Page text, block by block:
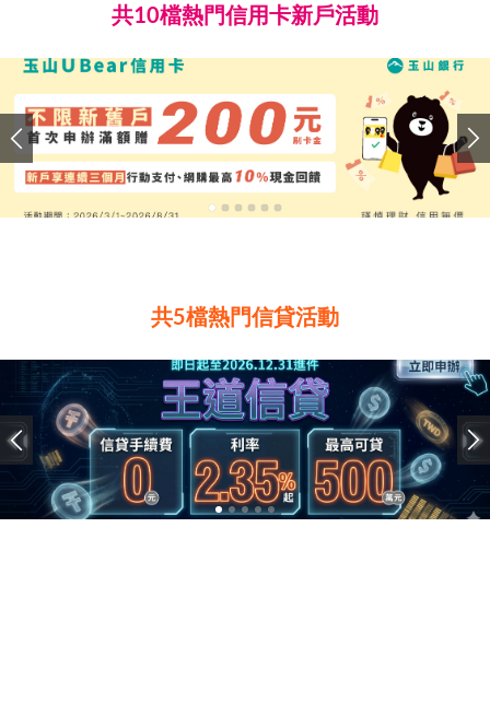
共10檔熱門信用卡新戶活動
共5檔熱門信貸活動